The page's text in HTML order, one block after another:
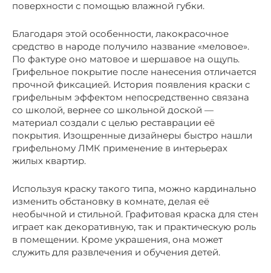
поверхности с помощью влажной губки.
Благодаря этой особенности, лакокрасочное
средство в народе получило название «меловое».
По фактуре оно матовое и шершавое на ощупь.
Грифельное покрытие после нанесения отличается
прочной фиксацией. История появления краски с
грифельным эффектом непосредственно связана
со школой, вернее со школьной доской —
материал создали с целью реставрации её
покрытия. Изощренные дизайнеры быстро нашли
грифельному ЛМК применение в интерьерах
жилых квартир.
Используя краску такого типа, можно кардинально
изменить обстановку в комнате, делая её
необычной и стильной. Графитовая краска для стен
играет как декоративную, так и практическую роль
в помещении. Кроме украшения, она может
служить для развлечения и обучения детей.